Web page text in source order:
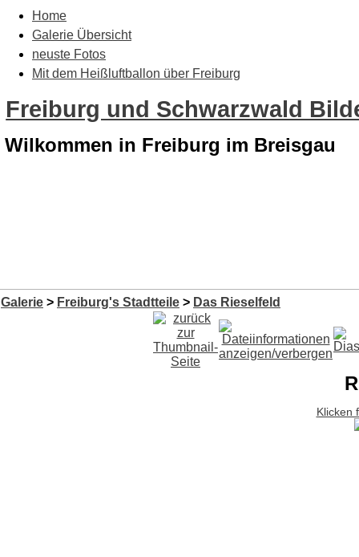
Home
Galerie Übersicht
neuste Fotos
Mit dem Heißluftballon über Freiburg
Freiburg und Schwarzwald
Wilkommen in Freiburg im Breisgau
Galerie > Freiburg's Stadtteile > Das Rieselfeld
Klicken